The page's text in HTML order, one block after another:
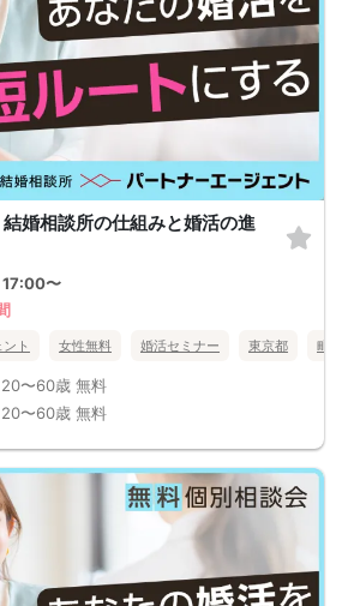
結婚相談所の仕組みと婚活の進
〜
ト 女性無料 婚活セミナー 東京都 町田
20〜60歳 無料
20〜60歳 無料